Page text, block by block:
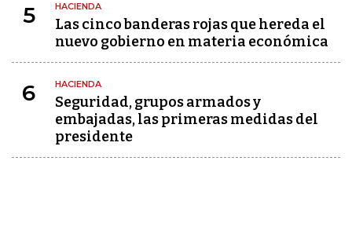
5 HACIENDA
Las cinco banderas rojas que hereda el
nuevo gobierno en materia económica
6 HACIENDA
Seguridad, grupos armados y
embajadas, las primeras medidas del
presidente